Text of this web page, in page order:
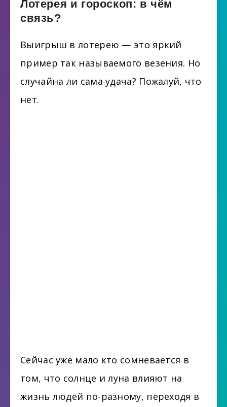
Лотерея и гороскоп: в чём
связь?
Выигрыш в лотерею — это яркий
пример так называемого везения. Но
случайна ли сама удача? Пожалуй, что
нет.
Сейчас уже мало кто сомневается в
том, что солнце и луна влияют на
жизнь людей по-разному, переходя в